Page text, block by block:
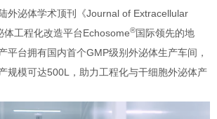
外泌体学术顶刊《Journal of Extracellular
体工程化改造平台Echosome®国际领先的地
平台拥有国内首个GMP级别外泌体生产车间，
规模可达500L，助力工程化与干细胞外泌体产